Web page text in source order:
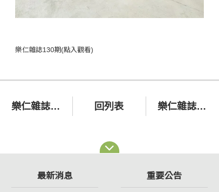
樂仁雜誌130期(點入觀看)
樂仁雜誌129期 回列表 樂仁雜誌131期
最新消息 重要公告